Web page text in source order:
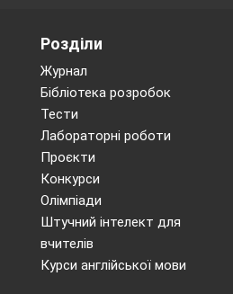
Им’я
По батькові
Розділи
Журнал
Бібліотека розробок
Тести
Лабораторні роботи
Проєкти
Конкурси
Олімпіади
Штучний інтелект для
вчителів
Курси англійської мови